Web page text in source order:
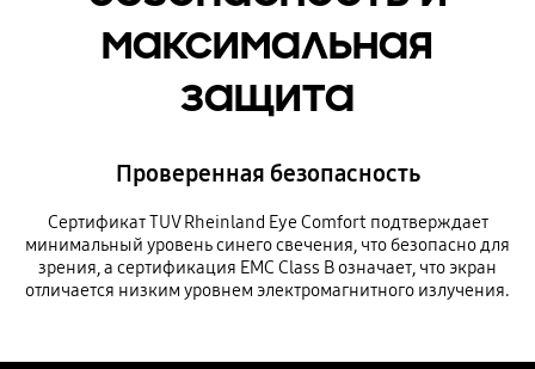
максимальная
защита
Проверенная безопасность
Сертификат TUV Rheinland Eye Comfort подтверждает
минимальный уровень синего свечения, что безопасно для
зрения, а сертификация EMC Class B означает, что экран
отличается низким уровнем электромагнитного излучения.